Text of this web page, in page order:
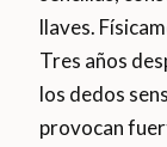
llaves.
Tres años
los dedos
provocan